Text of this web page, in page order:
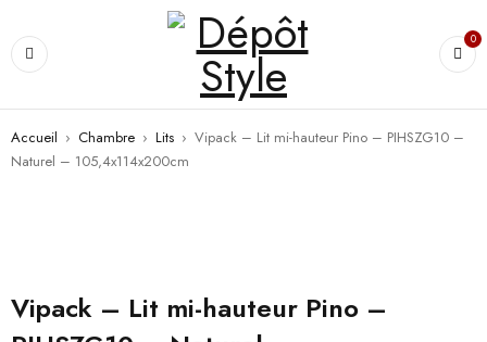
0
Accueil › Chambre › Lits › Vipack – Lit mi-hauteur Pino – PIHSZG10 –
Naturel – 105,4x114x200cm
Vipack – Lit mi-hauteur Pino –